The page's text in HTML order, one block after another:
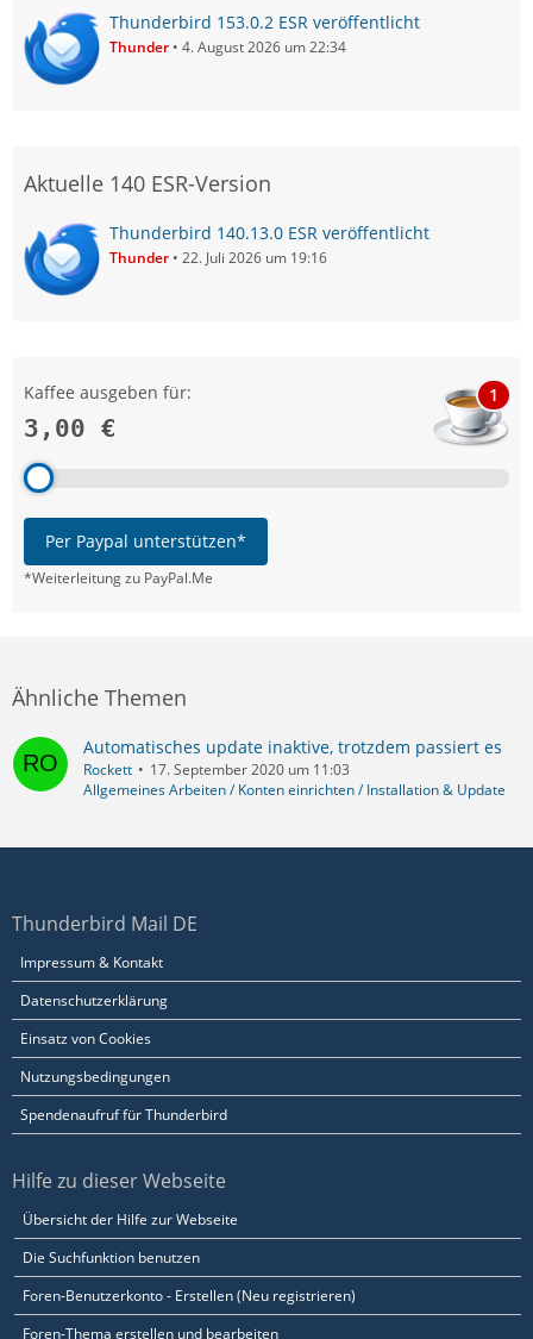
Thunderbird 153.0.2 ESR veröffentlicht
Thunder 4. August 2026 um 22:34
Aktuelle 140 ESR-Version
Thunderbird 140.13.0 ESR veröffentlicht
Thunder 22. Juli 2026 um 19:16
Kaffee ausgeben für:
3,00 €
1
Per Paypal unterstützen*
*Weiterleitung zu PayPal.Me
Ähnliche Themen
Automatisches update inaktive, trotzdem passiert es
Rockett
17. September 2020 um 11:03
Allgemeines Arbeiten / Konten einrichten / Installation & Update
Thunderbird Mail DE
Impressum & Kontakt
Datenschutzerklärung
Einsatz von Cookies
Nutzungsbedingungen
Spendenaufruf für Thunderbird
Hilfe zu dieser Webseite
Übersicht der Hilfe zur Webseite
Die Suchfunktion benutzen
Foren-Benutzerkonto - Erstellen (Neu registrieren)
Foren-Thema erstellen und bearbeiten